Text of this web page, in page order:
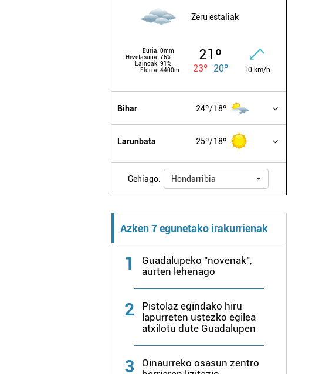
Zeru estaliak
Euria: 0mm
Hezetasuna: 76%
Lainoak: 91%
Elurra: 4400m
21º
23º 20º 10 km/h
Bihar 24º 18º
Larunbata 25º 18º
Gehiago: Hondarribia
Azken 7 egunetako irakurrienak
1
Guadalupeko "novenak",
aurten lehenago
2
Pistolaz egindako hiru
lapurreten ustezko egilea
atxilotu dute Guadalupen
3
Oinaurreko osasun zentro